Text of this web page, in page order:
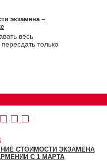
экзамена –
весь
только
СТОИМОСТИ ЭКЗАМЕНА
С 1 МАРТА